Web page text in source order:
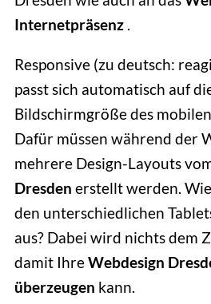
Internetpräsenz .
Responsive (zu deutsch:
passt sich automatisch auf
Bildschirmgröße des
Dafür müssen während der
mehrere Design-Layouts
Dresden erstellt werden.
den unterschiedlichen
aus? Dabei wird nichts dem
damit IhreWebdesign
überzeugen kann.